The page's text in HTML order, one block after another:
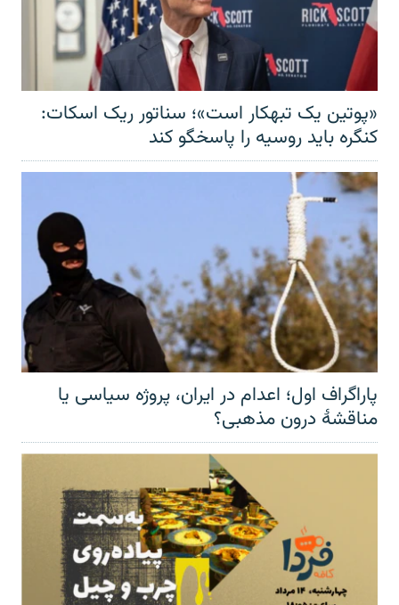
«پوتین یک تبهکار است»؛ سناتور ریک اسکات:
کنگره باید روسیه را پاسخگو کند
پاراگراف اول؛ اعدام در ایران، پروژه سیاسی یا
مناقشهٔ درون مذهبی؟